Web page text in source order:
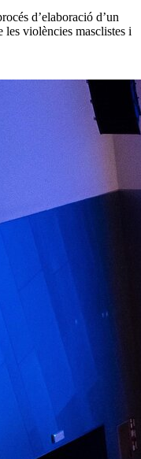
d’elaboració d’un
violències masclistes i